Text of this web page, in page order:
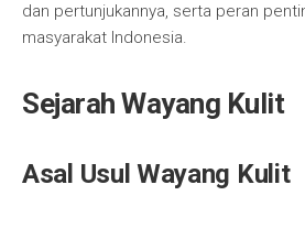
dan pertunjukannya, serta peran
masyarakat Indonesia.
Sejarah Wayang Kulit
Asal Usul Wayang Kulit